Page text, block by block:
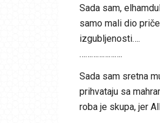
Sada sam,
samo mali dio
izgubljenosti….
………………….
Sada sam sretna
prihvataju sa
roba je skupa, jer